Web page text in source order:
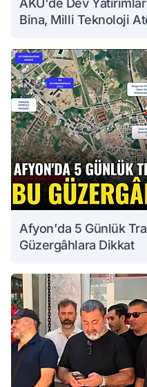
AKÜ'de Dev
Bina, Milli Teknoloji
Afyon'da 5 Günlük
Güzergâhlara Dikkat